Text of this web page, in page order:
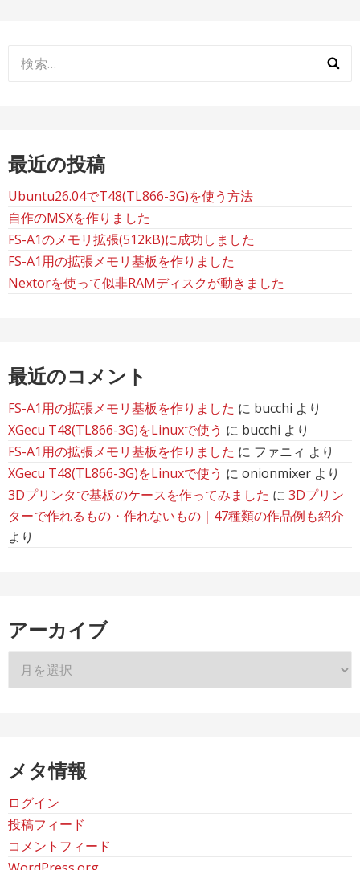
ペ
送
り
最近の投稿
Ubuntu26.04でT48(TL866-3G)を使う方法
自作のMSXを作りました
FS-A1のメモリ拡張(512kB)に成功しました
FS-A1用の拡張メモリ基板を作りました
Nextorを使って似非RAMディスクが動きました
最近のコメント
FS-A1用の拡張メモリ基板を作りました に bucchi より
XGecu T48(TL866-3G)をLinuxで使う に bucchi より
FS-A1用の拡張メモリ基板を作りました に ファニィ より
XGecu T48(TL866-3G)をLinuxで使う に onionmixer より
3Dプリンタで基板のケースを作ってみました に 3Dプリン
ターで作れるもの・作れないもの｜47種類の作品例も紹介
より
アーカイブ
メタ情報
ログイン
投稿フィード
コメントフィード